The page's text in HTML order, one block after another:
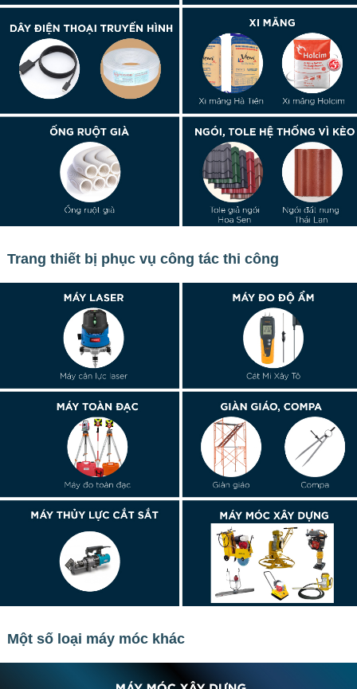
Trang thiết bị phục vụ công tác thi công
Một số loại máy móc khác